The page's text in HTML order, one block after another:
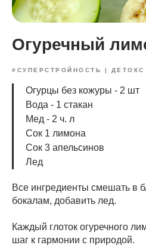
Огуречный
#СУПЕРСТРОЙНОСТЬ | ДЕТОКС
Огурцы без кожуры - 2 шт
Вода - 1 стакан
Мед - 2 ч. л
Сок 1 лимона
Сок 3 апельсинов
Лед
Все ингредиенты смешать в
бокалам, добавить лед.
Каждый глоток огуречного
шаг к гармонии с природой.